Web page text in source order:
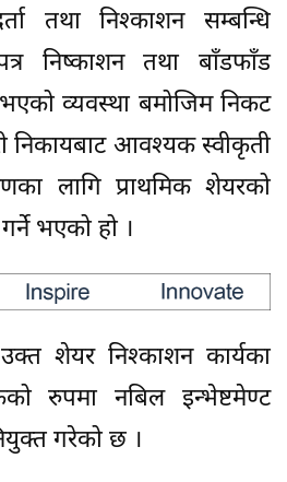
तथा निश्काशन सम्बन्धि
निष्काशन तथा बाँडफाँड
भएको व्यवस्था बमोजिम निकट
निकायबाट आवश्यक स्वीकृती
लागि प्राथमिक शेयरको
भएको हो ।
शेयर निश्काशन कार्यका
रुपमा नबिल इन्भेष्टमेण्ट
गरेको छ ।